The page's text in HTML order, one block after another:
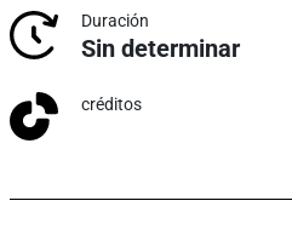
Duración
Sin determinar
créditos